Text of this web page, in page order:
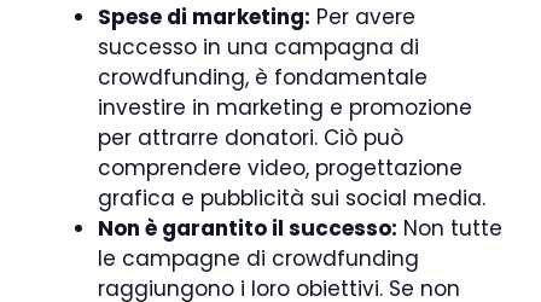
Spese di marketing: Per avere
successo in una campagna di
crowdfunding, è fondamentale
investire in marketing e promozione
per attrarre donatori. Ciò può
comprendere video, progettazione
grafica e pubblicità sui social media.
Non è garantito il successo: Non tutte
le campagne di crowdfunding
raggiungono i loro obiettivi. Se non